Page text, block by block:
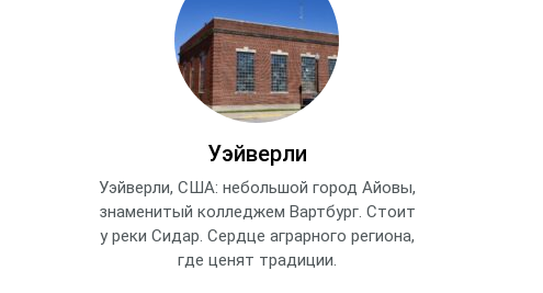
Уэйверли
Уэйверли, США: небольшой город Айовы,
знаменитый колледжем Вартбург. Стоит
у реки Сидар. Сердце аграрного региона,
где ценят традиции.